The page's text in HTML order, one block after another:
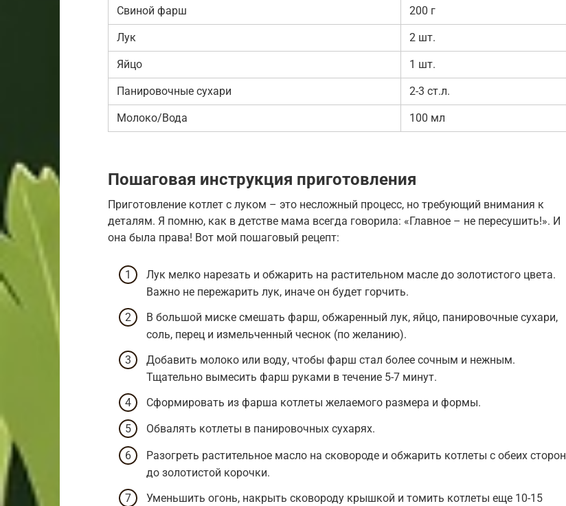
Свиной фарш 200 г
Лук 2 шт.
Яйцо 1 шт.
Панировочные сухари 2-3 ст.л.
Молоко/Вода 100 мл
Пошаговая инструкция приготовления
Приготовление котлет с луком – это несложный процесс, но требующий внимания к
деталям. Я помню, как в детстве мама всегда говорила: «Главное – не пересушить!». И
она была права! Вот мой пошаговый рецепт:
Лук мелко нарезать и обжарить на растительном масле до золотистого цвета.
Важно не пережарить лук, иначе он будет горчить.
В большой миске смешать фарш, обжаренный лук, яйцо, панировочные сухари,
соль, перец и измельченный чеснок (по желанию).
Добавить молоко или воду, чтобы фарш стал более сочным и нежным.
Тщательно вымесить фарш руками в течение 5-7 минут.
Сформировать из фарша котлеты желаемого размера и формы.
Обвалять котлеты в панировочных сухарях.
Разогреть растительное масло на сковороде и обжарить котлеты с обеих сторон
до золотистой корочки.
Уменьшить огонь, накрыть сковороду крышкой и томить котлеты еще 10-15